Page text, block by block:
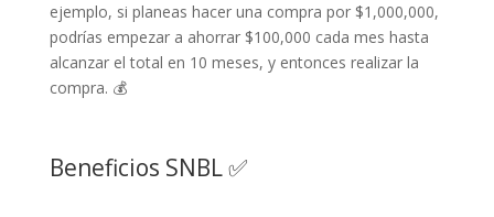
ejemplo, si planeas hacer una compra por $1,000,000,
podrías empezar a ahorrar $100,000 cada mes hasta
alcanzar el total en 10 meses, y entonces realizar la
compra. 💰
Beneficios SNBL ✅